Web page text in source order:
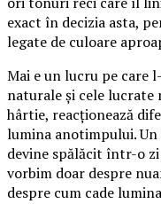
exact în decizia asta,
legate de culoare
Mai e un lucru pe care
naturale și cele lucrate
hârtie, reacționează
lumina anotimpului.
devine spălăcit într-o zi
vorbim doar despre
despre cum cade